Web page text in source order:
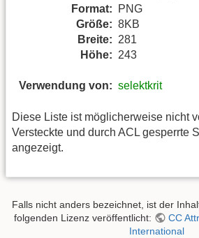
Format:
PNG
Größe: 8KB
Breite: 281
Höhe: 243
Verwendung von: selektkrit
Diese Liste ist möglicherweise nicht
Versteckte und durch ACL gesperrte
angezeigt.
Falls nicht anders bezeichnet, ist der
folgenden Lizenz veröffentlicht:
CC
International